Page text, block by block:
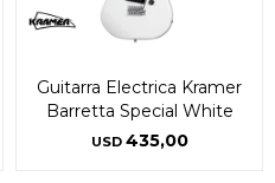
Guitarra Electrica Kramer
Barretta Special White
USD 435,00